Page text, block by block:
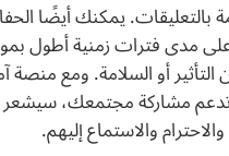
بالتعليقات. يمكنك أيضًا
مدى فترات زمنية أطول
التأثير أو السلامة. ومع
مشاركة مجتمعك، سيشعر
والاستماع إليهم.